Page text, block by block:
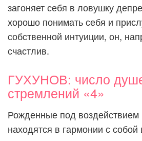
загоняет себя в ловушку
хорошо понимать себя и
собственной интуиции, он,
счастлив.
ГУХУНОВ: число
стремлений «4»
Рожденные под воздействием
находятся в гармонии с